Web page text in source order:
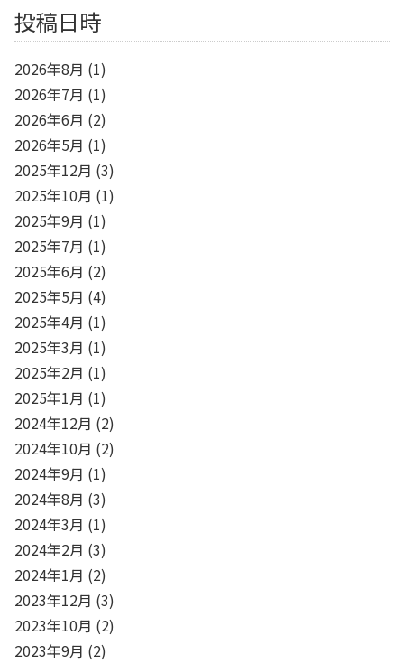
投稿日時
2026年8月 (1)
2026年7月 (1)
2026年6月 (2)
2026年5月 (1)
2025年12月 (3)
2025年10月 (1)
2025年9月 (1)
2025年7月 (1)
2025年6月 (2)
2025年5月 (4)
2025年4月 (1)
2025年3月 (1)
2025年2月 (1)
2025年1月 (1)
2024年12月 (2)
2024年10月 (2)
2024年9月 (1)
2024年8月 (3)
2024年3月 (1)
2024年2月 (3)
2024年1月 (2)
2023年12月 (3)
2023年10月 (2)
2023年9月 (2)